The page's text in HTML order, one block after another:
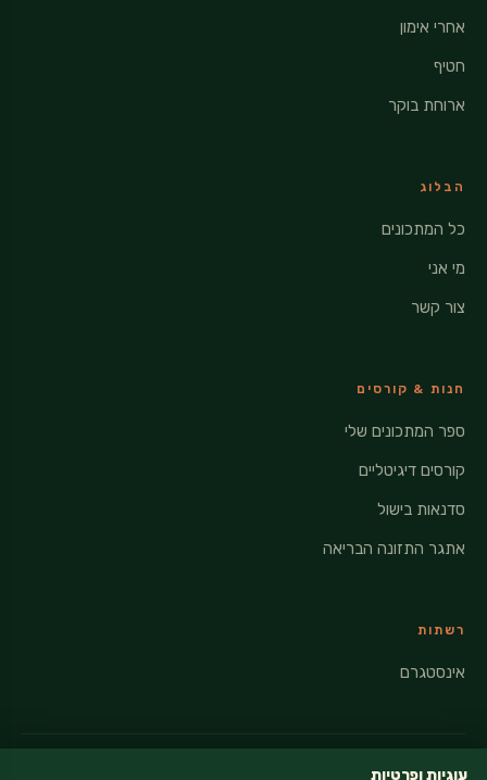
אחרי אימון
חטיף
ארוחת בוקר
הבלוג
כל המתכונים
מי אני
צור קשר
חנות & קורסים
ספר המתכונים שלי
קורסים דיגיטליים
סדנאות בישול
אתגר התזונה הבריאה
רשתות
אינסטגרם
עוגיות ופרטיות